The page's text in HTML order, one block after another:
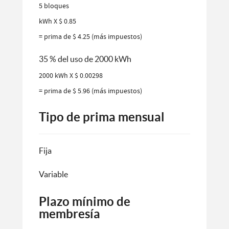
5 bloques
kWh X $ 0.85
= prima de $ 4.25 (más impuestos)
35 % del uso de 2000 kWh
2000 kWh X $ 0.00298
= prima de $ 5.96 (más impuestos)
Tipo de prima mensual
Fija
Variable
Plazo mínimo de
membresía